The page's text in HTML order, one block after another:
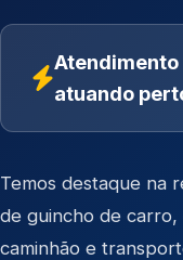
atuando
Temos destaque na
de guincho de carro,
caminhão e